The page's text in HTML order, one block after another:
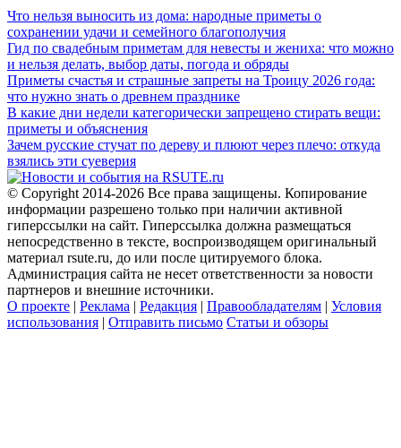
Что нельзя выносить из дома: народные приметы о
сохранении удачи и семейного благополучия
Гид по свадебным приметам для невесты и жениха: что можно
и нельзя делать, выбор даты, погода и обряды
Приметы счастья и страшные запреты на Троицу 2026 года:
что нужно знать о древнем празднике
В какие дни недели категорически запрещено стирать вещи:
приметы и объяснения
Зачем русские стучат по дереву и плюют через плечо: откуда
взялись эти суеверия
© Copyright 2014-2026 Все права защищены. Копирование
информации разрешено только при наличии активной
гиперссылки на сайт. Гиперссылка должна размещаться
непосредственно в тексте, воспроизводящем оригинальный
материал rsute.ru, до или после цитируемого блока.
Администрация сайта не несет ответственности за новости
партнеров и внешние источники.
О проекте | Реклама | Редакция | Правообладателям | Условия
использования | Отправить письмо Статьи и обзоры